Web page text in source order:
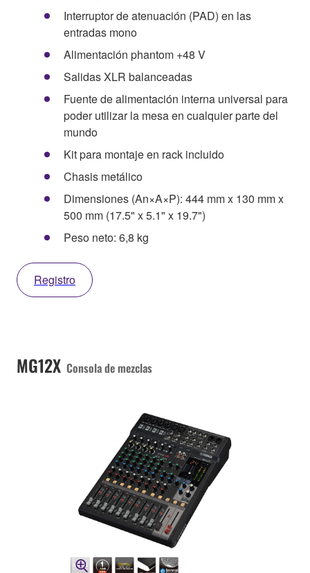
Interruptor de atenuación (PAD) en las
entradas mono
Alimentación phantom +48 V
Salidas XLR balanceadas
Fuente de alimentación interna universal para
poder utilizar la mesa en cualquier parte del
mundo
Kit para montaje en rack incluido
Chasis metálico
Dimensiones (An×A×P): 444 mm x 130 mm x
500 mm (17.5" x 5.1" x 19.7")
Peso neto: 6,8 kg
Registro
MG12X Consola de mezclas